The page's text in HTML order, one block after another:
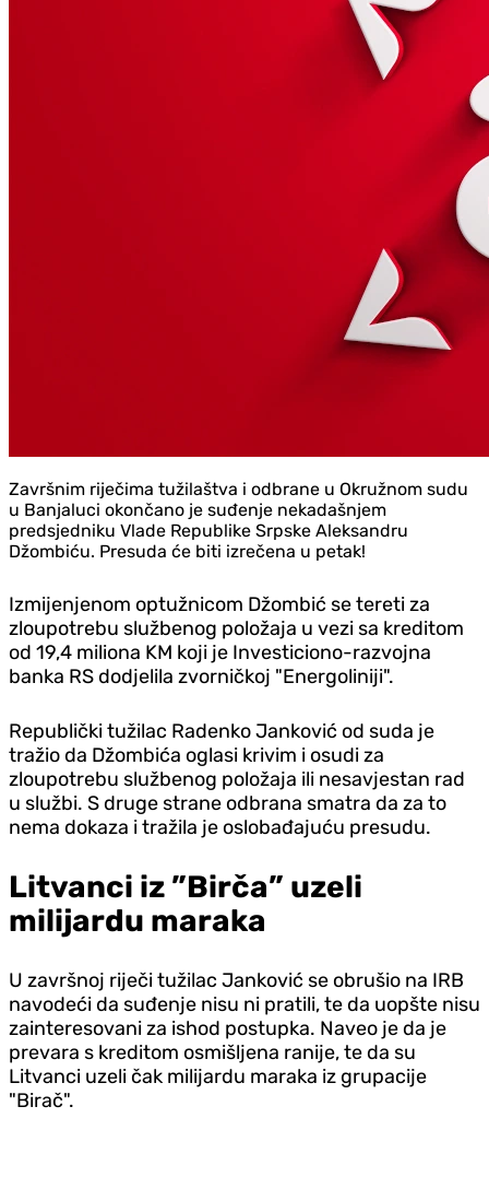
Završnim riječima tužilaštva i odbrane u Okružnom sudu
u Banjaluci okončano je suđenje nekadašnjem
predsjedniku Vlade Republike Srpske Aleksandru
Džombiću. Presuda će biti izrečena u petak!
Izmijenjenom optužnicom Džombić se tereti za
zloupotrebu službenog položaja u vezi sa kreditom
od 19,4 miliona KM koji je Investiciono-razvojna
banka RS dodjelila zvorničkoj "Energoliniji".
Republički tužilac Radenko Janković od suda je
tražio da Džombića oglasi krivim i osudi za
zloupotrebu službenog položaja ili nesavjestan rad
u službi. S druge strane odbrana smatra da za to
nema dokaza i tražila je oslobađajuću presudu.
Litvanci iz ”Birča” uzeli
milijardu maraka
U završnoj riječi tužilac Janković se obrušio na IRB
navodeći da suđenje nisu ni pratili, te da uopšte nisu
zainteresovani za ishod postupka. Naveo je da je
prevara s kreditom osmišljena ranije, te da su
Litvanci uzeli čak milijardu maraka iz grupacije
"Birač".